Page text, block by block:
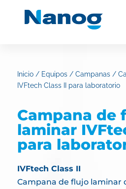
Inicio / Equipos / Campanas /
IVFtech Class II para laboratorio
Campana de
laminar
para
IVFtech Class II
Campana de flujo laminar